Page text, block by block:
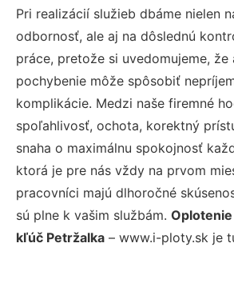
Pri realizácií služieb dbáme nielen
odbornosť, ale aj na dôslednú
práce, pretože si uvedomujeme, že
pochybenie môže spôsobiť
komplikácie. Medzi naše firemné
spoľahlivosť, ochota, korektný
snaha o maximálnu spokojnosť
ktorá je pre nás vždy na prvom
pracovníci majú dlhoročné
sú plne k vašim službám.
kľúč Petržalka – www.i-ploty.sk je